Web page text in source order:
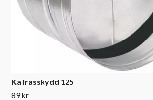
Kallrasskydd 125
89 kr